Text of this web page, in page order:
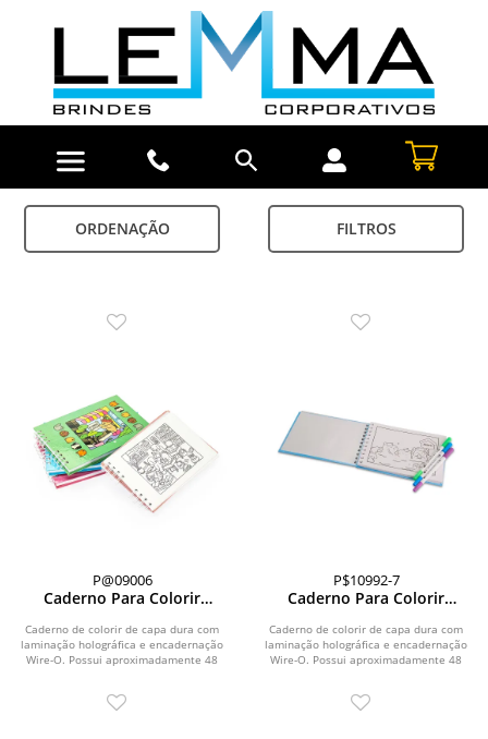
ORDENAÇÃO FILTROS
P@09006
Caderno Para Colorir
Caderno de colorir de capa dura com
laminação holográfica e encadernação
Wire-O. Possui aproximadamente 48
P$10992-7
Caderno Para Colorir
Caderno de colorir de capa dura com
laminação holográfica e encadernação
Wire-O. Possui aproximadamente 48